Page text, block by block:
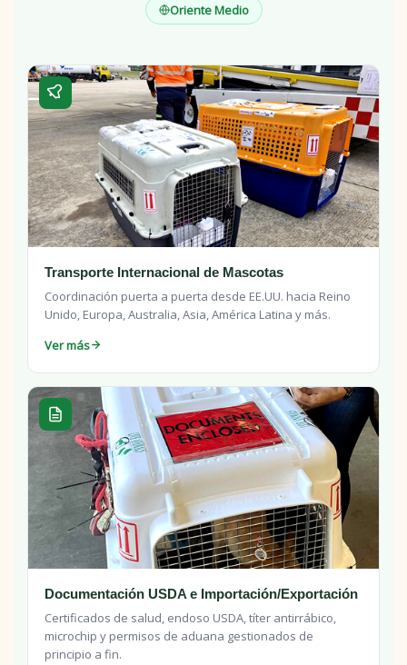
Oriente Medio
Transporte Internacional de Mascotas
Coordinación puerta a puerta desde EE.UU. hacia Reino
Unido, Europa, Australia, Asia, América Latina y más.
Ver más
Documentación USDA e Importación/Exportación
Certificados de salud, endoso USDA, títer antirrábico,
microchip y permisos de aduana gestionados de
principio a fin.